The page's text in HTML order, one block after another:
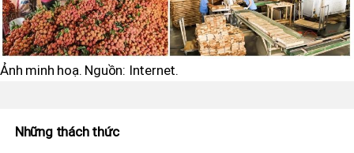
Ảnh minh hoạ. Nguồn: Internet.
Những thách thức